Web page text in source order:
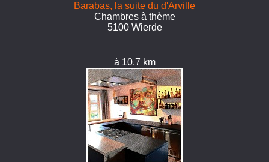
Barabas, la suite du d'Arville
Chambres à thème
5100 Wierde
à 10.7 km